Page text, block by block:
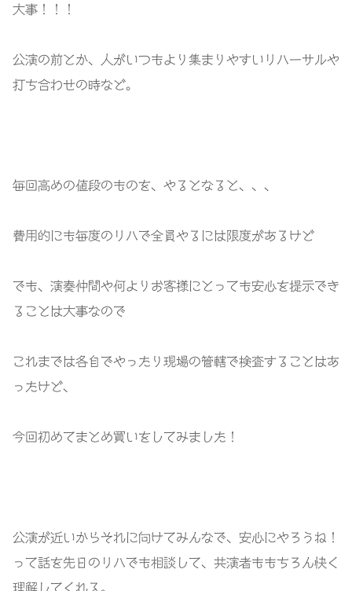
大事！！！
公演の前とか、人がいつもより集まりやすいリハーサルや
打ち合わせの時など。
毎回高めの値段のものを、やるとなると、、、
費用的にも毎度のリハで全員やるには限度があるけど
でも、演奏仲間や何よりお客様にとっても安心を提示でき
ることは大事なので
これまでは各自でやったり現場の管轄で検査することはあ
ったけど、
今回初めてまとめ買いをしてみました！
公演が近いからそれに向けてみんなで、安心にやろうね！
って話を先日のリハでも相談して、共演者ももちろん快く
理解してくれる。